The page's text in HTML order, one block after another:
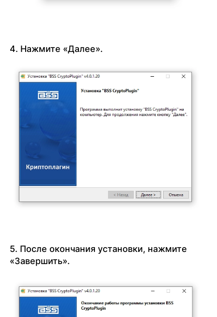
4. Нажмите «Далее».
5. После окончания установки, нажмите
«Завершить».